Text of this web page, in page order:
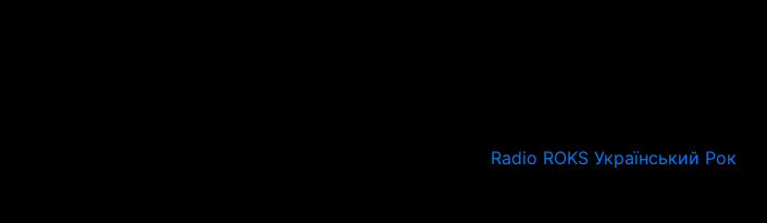
Radio ROKS Український Рок